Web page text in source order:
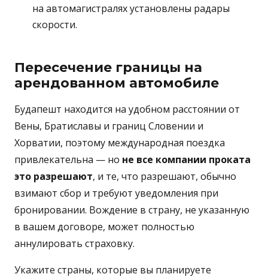
на автомагистралях установлены радары
скорости.
Пересечение границы на
арендованном автомобиле
Будапешт находится на удобном расстоянии от
Вены, Братиславы и границ Словении и
Хорватии, поэтому международная поездка
привлекательна — но не все компании проката
это разрешают, и те, что разрешают, обычно
взимают сбор и требуют уведомления при
бронировании. Вождение в страну, не указанную
в вашем договоре, может полностью
аннулировать страховку.
Укажите страны, которые вы планируете